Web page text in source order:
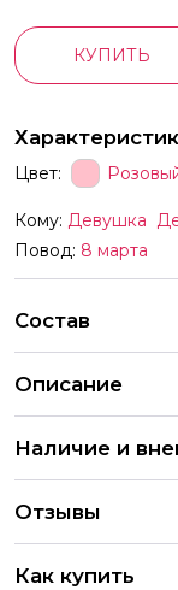
КУПИТЬ
Цвет:
Кому: Девушка
Повод: 8 марта
Состав
Описание
Наличие и
сайте, тщательно
атмосферы. Мы
случае
Отзывы
4.9
Как купить